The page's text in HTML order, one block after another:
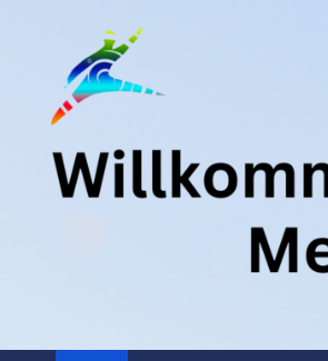
springen.